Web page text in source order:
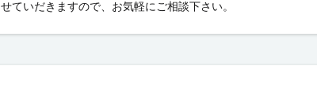
ていだきますので、お気軽にご相談下さい。